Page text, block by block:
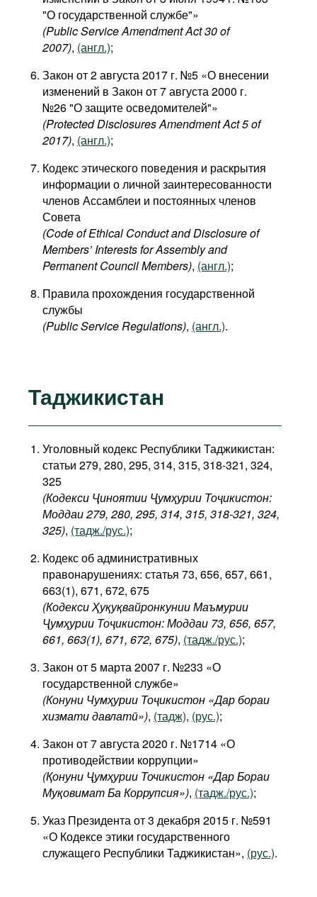
"О государственной службе"»
(Public Service Amendment Act 30 of
2007), (англ.);
Закон от 2 августа 2017 г. №5 «О внесении
изменений в Закон от 7 августа 2000 г.
№26 "О защите осведомителей"»
(Protected Disclosures Amendment Act 5 of
2017), (англ.);
Кодекс этического поведения и раскрытия
информации о личной заинтересованности
членов Ассамблеи и постоянных членов
Совета
(Code of Ethical Conduct and Disclosure of
Members’ Interests for Assembly and
Permanent Council Members), (англ.);
Правила прохождения государственной
службы
(Public Service Regulations), (англ.).
Таджикистан
Уголовный кодекс Республики Таджикистан:
статьи 279, 280, 295, 314, 315, 318-321, 324,
325
(Кодекси Ҷиноятии Ҷумҳурии Тоҷикистон:
Моддаи 279, 280, 295, 314, 315, 318-321, 324,
325), (тадж./рус.);
Кодекс об административных
правонарушениях: статья 73, 656, 657, 661,
663(1), 671, 672, 675
(Кодекси Ҳуқуқвайронкунии Маъмурии
Ҷумҳурии Тоҷикистон: Моддаи 73, 656, 657,
661, 663(1), ​671, 672, 675), (тадж./рус.);
Закон от 5 марта 2007 г. №233 «О
государственной службе»
(Конуни Чумҳурии Тоҷикистон «Дар бораи
хизмати давлатӣ»), (тадж), (рус.);
Закон от 7 августа 2020 г. №1714 «О
противодействии коррупции»
(Қонуни Ҷумҳурии Точикистон «Дар Бораи
Муқовимат Ба Коррупсия»), (тадж./рус.);
Указ Президента от 3 декабря 2015 г. №591
«О Кодексе этики государственного
служащего Республики Таджикистан», (рус.).